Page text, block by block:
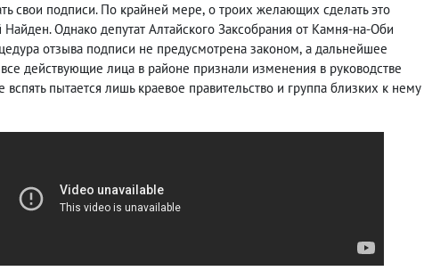
свои подписи. По крайней мере, о троих желающих сделать это
Однако депутат Алтайского Заксобрания от Камня-на-Оби
отзыва подписи не предусмотрена законом, а дальнейшее
действующие лица в районе признали изменения в руководстве
вспять пытается лишь краевое правительство и группа близких к нему